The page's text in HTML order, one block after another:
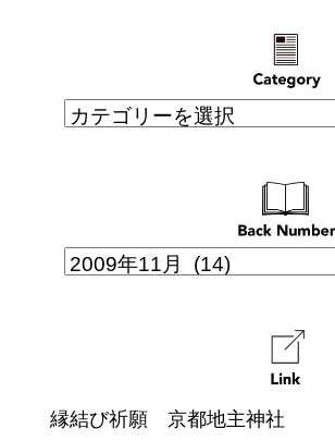
縁結び祈願 京都地主神社